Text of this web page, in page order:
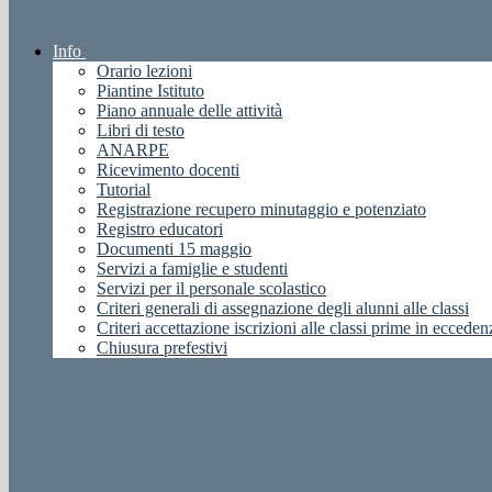
Info
Orario lezioni
Piantine Istituto
Piano annuale delle attività
Libri di testo
ANARPE
Ricevimento docenti
Tutorial
Registrazione recupero minutaggio e potenziato
Registro educatori
Documenti 15 maggio
Servizi a famiglie e studenti
Servizi per il personale scolastico
Criteri generali di assegnazione degli alunni alle classi
Criteri accettazione iscrizioni alle classi prime in
Chiusura prefestivi